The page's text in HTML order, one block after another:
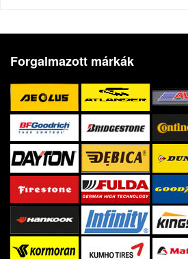
Forgalmazott márkák